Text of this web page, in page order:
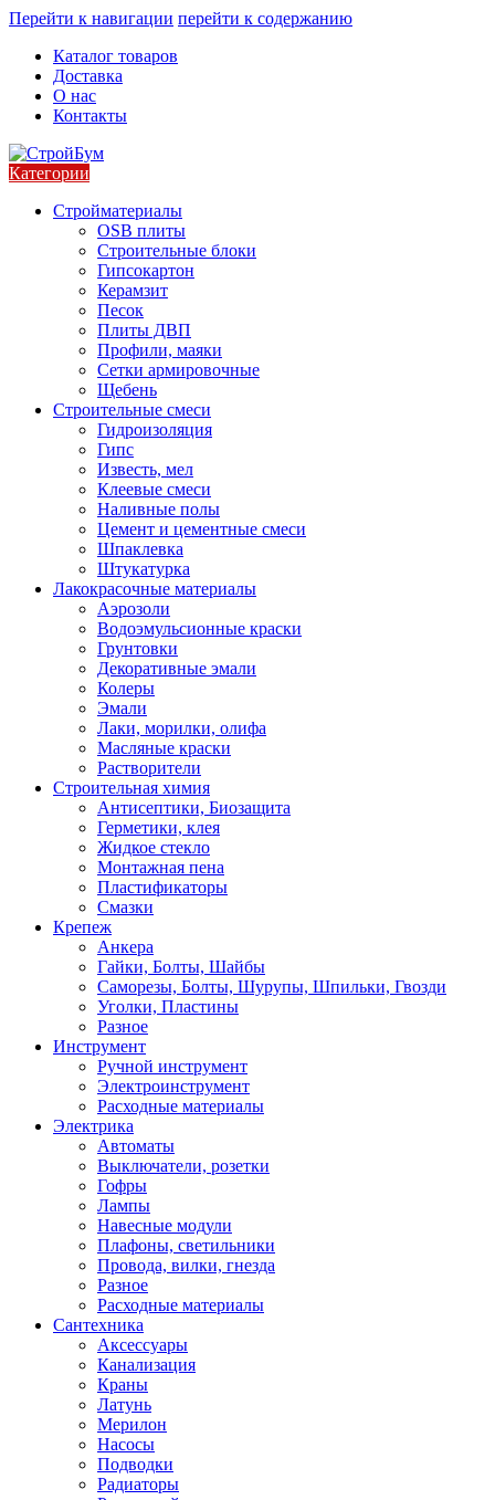
Перейти к навигации перейти к содержанию
Каталог товаров
Доставка
О нас
Контакты
Категории
Стройматериалы
OSB плиты
Строительные блоки
Гипсокартон
Керамзит
Песок
Плиты ДВП
Профили, маяки
Сетки армировочные
Щебень
Строительные смеси
Гидроизоляция
Гипс
Известь, мел
Клеевые смеси
Наливные полы
Цемент и цементные смеси
Шпаклевка
Штукатурка
Лакокрасочные материалы
Аэрозоли
Водоэмульсионные краски
Грунтовки
Декоративные эмали
Колеры
Эмали
Лаки, морилки, олифа
Масляные краски
Растворители
Строительная химия
Антисептики, Биозащита
Герметики, клея
Жидкое стекло
Монтажная пена
Пластификаторы
Смазки
Крепеж
Анкера
Гайки, Болты, Шайбы
Саморезы, Болты, Шурупы, Шпильки, Гвозди
Уголки, Пластины
Разное
Инструмент
Ручной инструмент
Электроинструмент
Расходные материалы
Электрика
Автоматы
Выключатели, розетки
Гофры
Лампы
Навесные модули
Плафоны, светильники
Провода, вилки, гнезда
Разное
Расходные материалы
Сантехника
Аксессуары
Канализация
Краны
Латунь
Мерилон
Насосы
Подводки
Радиаторы